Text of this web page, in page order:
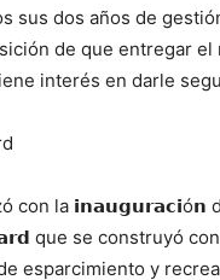
sus dos años de
de que entregar el
interés en darle
con la 𝗶𝗻𝗮𝘂𝗴𝘂𝗿𝗮𝗰𝗶ó𝗻
que se construyó
esparcimiento y